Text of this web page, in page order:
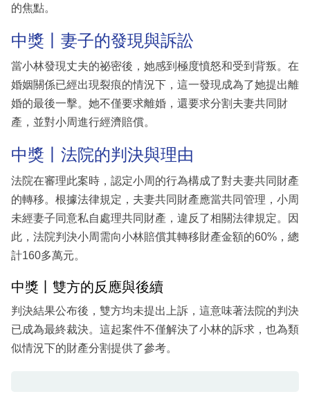
的焦點。
中獎丨妻子的發現與訴訟
當小林發現丈夫的祕密後，她感到極度憤怒和受到背叛。在
婚姻關係已經出現裂痕的情況下，這一發現成為了她提出離
婚的最後一擊。她不僅要求離婚，還要求分割夫妻共同財
產，並對小周進行經濟賠償。
中獎丨法院的判決與理由
法院在審理此案時，認定小周的行為構成了對夫妻共同財產
的轉移。根據法律規定，夫妻共同財產應當共同管理，小周
未經妻子同意私自處理共同財產，違反了相關法律規定。因
此，法院判決小周需向小林賠償其轉移財產金額的60%，總
計160多萬元。
中獎丨雙方的反應與後續
判決結果公布後，雙方均未提出上訴，這意味著法院的判決
已成為最終裁決。這起案件不僅解決了小林的訴求，也為類
似情況下的財產分割提供了參考。